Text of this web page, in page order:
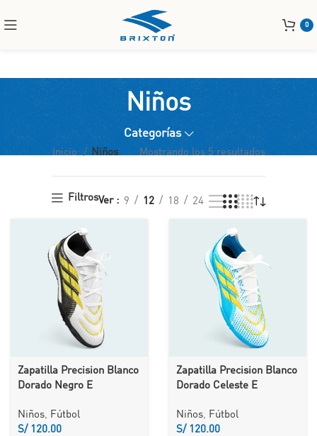
0
Niños
Categorías
Inicio Niños Mostrando los 5 resultados
FiltrosVer 9 12 18 24
Zapatilla Precision Blanco
Dorado Negro E
Niños, Fútbol
S/
Zapatilla Precision Blanco
Dorado Celeste E
Niños, Fútbol
S/